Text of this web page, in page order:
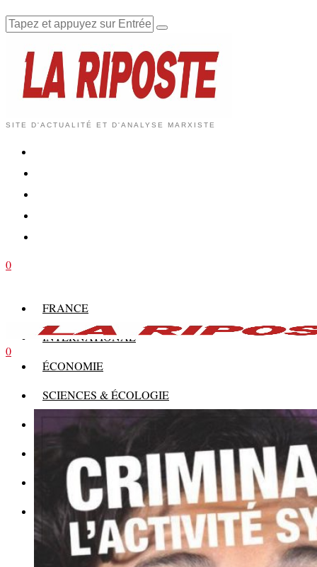
SITE D'ACTUALITÉ ET D'ANALYSE MARXISTE
0
FRANCE
INTERNATIONAL
ÉCONOMIE
SCIENCES & ÉCOLOGIE
HISTOIRE
THÉORIE
CULTURE
MULTIMÉDIAS
0